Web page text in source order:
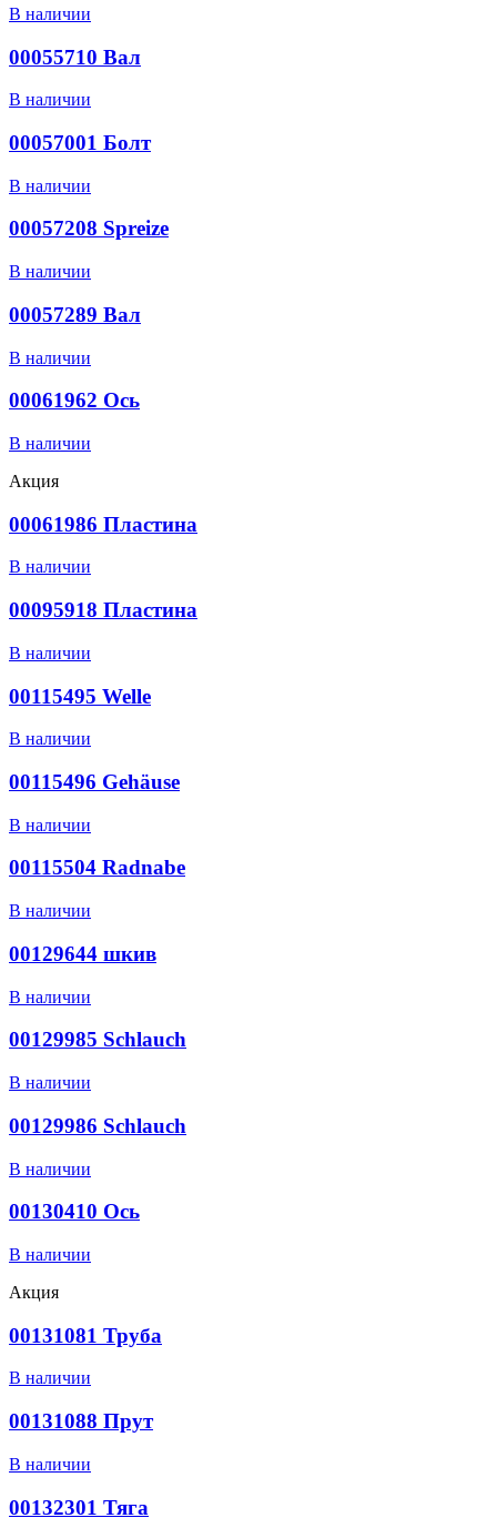
В наличии
00055710 Вал
В наличии
00057001 Болт
В наличии
00057208 Spreize
В наличии
00057289 Вал
В наличии
00061962 Ось
В наличии
Акция
00061986 Пластина
В наличии
00095918 Пластина
В наличии
00115495 Welle
В наличии
00115496 Gehäuse
В наличии
00115504 Radnabe
В наличии
00129644 шкив
В наличии
00129985 Schlauch
В наличии
00129986 Schlauch
В наличии
00130410 Ось
В наличии
Акция
00131081 Труба
В наличии
00131088 Прут
В наличии
00132301 Тяга